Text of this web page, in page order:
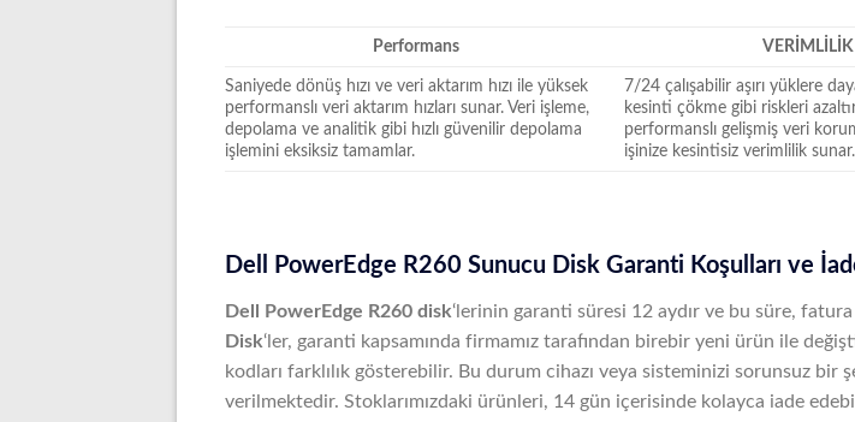
Performans VERİMLİLİK
Saniyede dönüş hızı ve veri aktarım hızı ile yüksek
performanslı veri aktarım hızları sunar. Veri işleme,
depolama ve analitik gibi hızlı güvenilir depolama
işlemini eksiksiz tamamlar.
7/24 çalışabilir aşırı yüklere
kesinti çökme gibi riskleri
performanslı gelişmiş veri
işinize kesintisiz verimlilik sunar.
Dell PowerEdge R260 Sunucu Disk Garanti Koşulları ve
Dell PowerEdge R260 disk‘lerinin garanti süresi 12 aydır ve bu süre,
Disk‘ler, garanti kapsamında firmamız tarafından birebir yeni ürün ile
kodları farklılık gösterebilir. Bu durum cihazı veya sisteminizi sorunsuz bir
verilmektedir. Stoklarımızdaki ürünleri, 14 gün içerisinde kolayca iade